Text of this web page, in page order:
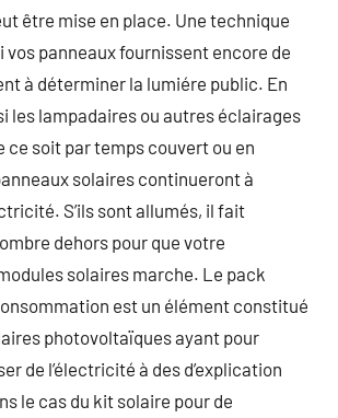
être mise en place. Une technique
vos panneaux fournissent encore de
à déterminer la lumiére public. En
les lampadaires ou autres éclairages
ce soit par temps couvert ou en
solaires continueront à
S’ils sont allumés, il fait
dehors pour que votre
solaires marche. Le pack
est un élément constitué
photovoltaïques ayant pour
de l’électricité à des d’explication
le cas du kit solaire pour de